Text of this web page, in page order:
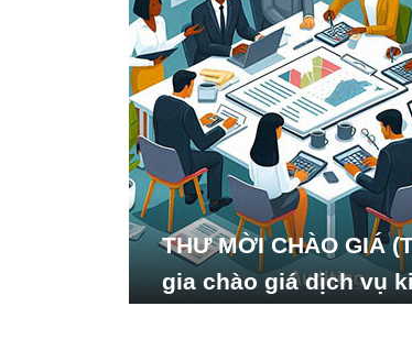
THƯ MỜI CHÀO GIÁ
gia chào giá dịch vụ